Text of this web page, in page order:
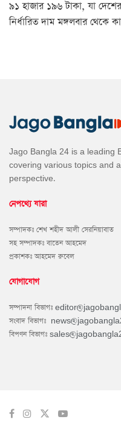
৯১ হাজার ১৯৬ টাকা, যা
নির্ধারিত দাম মঙ্গলবার থেকে
Jago Bangla 24 is a leading
covering various topics and
perspective.
নেপথ্যে যারা
সম্পাদকঃ শেখ শহীদ আলী সেরনিয়াবাত
সহ সম্পাদকঃ বাতেন আহমেদ
প্রকাশকঃ আহমেদ রুবেল
যোগাযোগ
সম্পাদনা বিভাগঃ
সংবাদ বিভাগঃ
বিপণন বিভাগঃ